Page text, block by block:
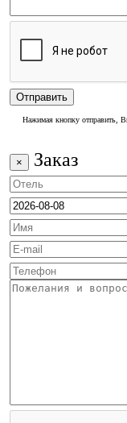
Нажимая кнопку отправить,
× Заказ